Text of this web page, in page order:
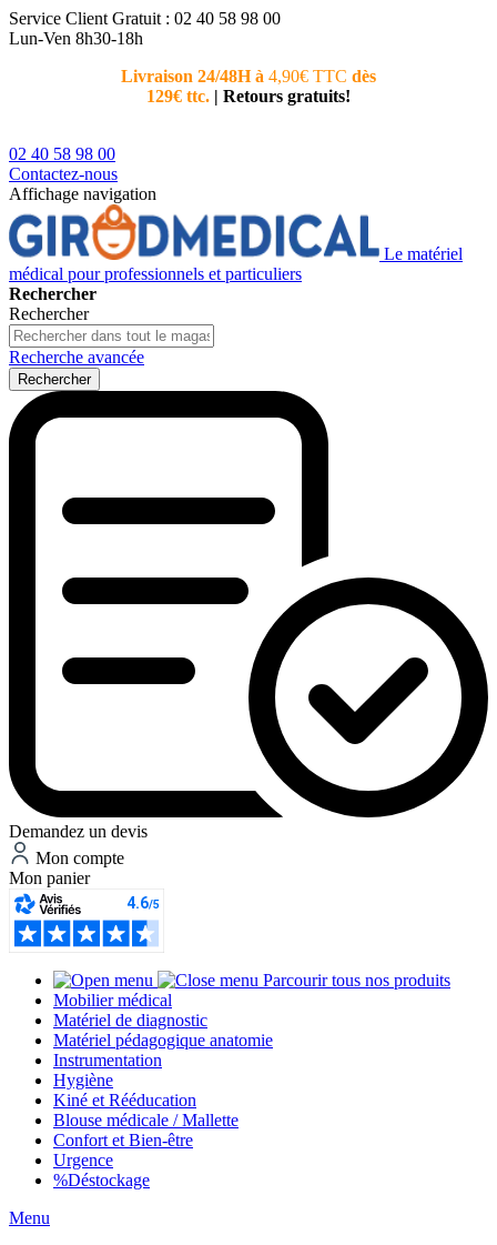
Service Client Gratuit : 02 40 58 98 00
Lun-Ven 8h30-18h
Livraison 24/48H à 4,90€ TTC dès
129€ ttc. | Retours gratuits!
02 40 58 98 00
Contactez-nous
Affichage navigation
Le matériel
médical pour professionnels et particuliers
Rechercher
Rechercher
Recherche avancée
Rechercher
Demandez un devis
Mon compte
Mon panier
Parcourir tous nos produits
Mobilier médical
Matériel de diagnostic
Matériel pédagogique anatomie
Instrumentation
Hygiène
Kiné et Rééducation
Blouse médicale / Mallette
Confort et Bien-être
Urgence
%Déstockage
Menu